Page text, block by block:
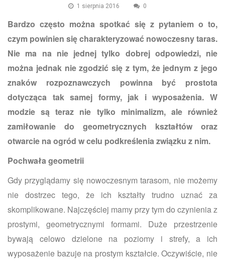
1 sierpnia 2016 0
Bardzo często można spotkać się z pytaniem o to,
czym powinien się charakteryzować nowoczesny taras.
Nie ma na nie jednej tylko dobrej odpowiedzi, nie
można jednak nie zgodzić się z tym, że jednym z jego
znaków rozpoznawczych powinna być prostota
dotycząca tak samej formy, jak i wyposażenia. W
modzie są teraz nie tylko minimalizm, ale również
zamiłowanie do geometrycznych kształtów oraz
otwarcie na ogród w celu podkreślenia związku z nim.
Pochwała geometrii
Gdy przyglądamy się nowoczesnym tarasom, nie możemy
nie dostrzec tego, że ich kształty trudno uznać za
skomplikowane. Najczęściej mamy przy tym do czynienia z
prostymi, geometrycznymi formami. Duże przestrzenie
bywają celowo dzielone na poziomy i strefy, a ich
wyposażenie bazuje na prostym kształcie. Oczywiście, nie